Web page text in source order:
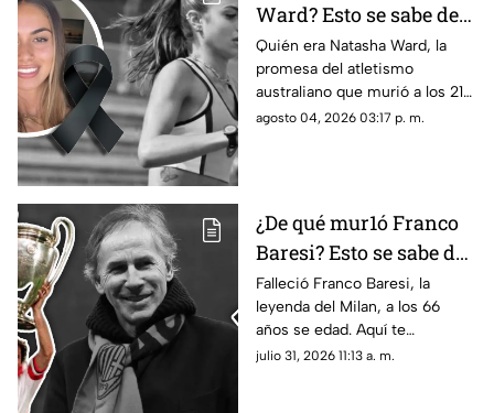
Ward? Esto se sabe de
la mu3rt3 de la joven
promesa del atletismo
a los 21 años
Quién era Natasha Ward, la
promesa del atletismo
australiano que murió a los 21
años. Conoce su trayectoria,
agosto 04, 2026 03:17 p. m.
¿De qué mur1ó Franco
Baresi? Esto se sabe del
fallecimiento de la
leyenda del Milan a los
66 años de edad
Falleció Franco Baresi, la
leyenda del Milan, a los 66
años se edad. Aquí te
compartimos todos los
julio 31, 2026 11:13 a. m.